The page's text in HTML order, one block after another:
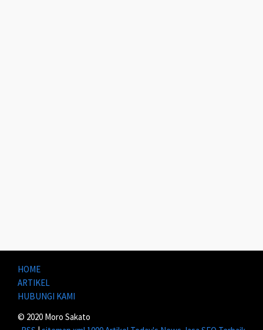
HOME
ARTIKEL
HUBUNGI KAMI
© 2020 Moro Sakato